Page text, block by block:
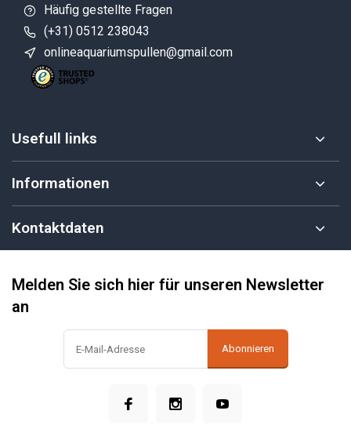
Häufig gestellte Fragen
(+31) 0512 238043
onlineaquariumspullen@gmail.com
Usefull links
Informationen
Kontaktdaten
Melden Sie sich hier für unseren Newsletter
an
Abonnieren